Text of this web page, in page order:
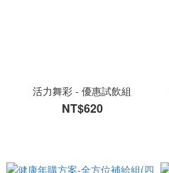
活力舞彩 - 優惠試飲組
NT$620